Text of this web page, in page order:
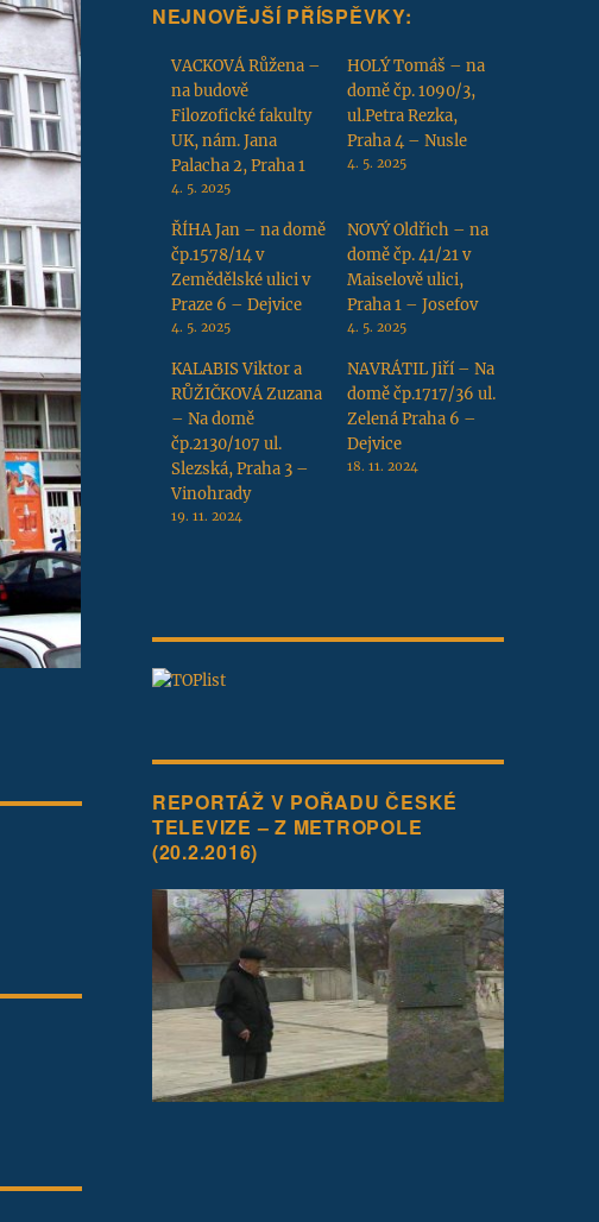
NEJNOVĚJŠÍ PŘÍSPĚVKY:
VACKOVÁ Růžena –
na budově
Filozofické fakulty
UK, nám. Jana
Palacha 2, Praha 1
4. 5. 2025
HOLÝ Tomáš – na
domě čp. 1090/3,
ul.Petra Rezka,
Praha 4 – Nusle
4. 5. 2025
ŘÍHA Jan – na domě
čp.1578/14 v
Zemědělské ulici v
Praze 6 – Dejvice
4. 5. 2025
NOVÝ Oldřich – na
domě čp. 41/21 v
Maiselově ulici,
Praha 1 – Josefov
4. 5. 2025
KALABIS Viktor a
RŮŽIČKOVÁ Zuzana
– Na domě
čp.2130/107 ul.
Slezská, Praha 3 –
Vinohrady
19. 11. 2024
NAVRÁTIL Jiří – Na
domě čp.1717/36 ul.
Zelená Praha 6 –
Dejvice
18. 11. 2024
REPORTÁŽ V POŘADU ČESKÉ
TELEVIZE – Z METROPOLE
(20.2.2016)